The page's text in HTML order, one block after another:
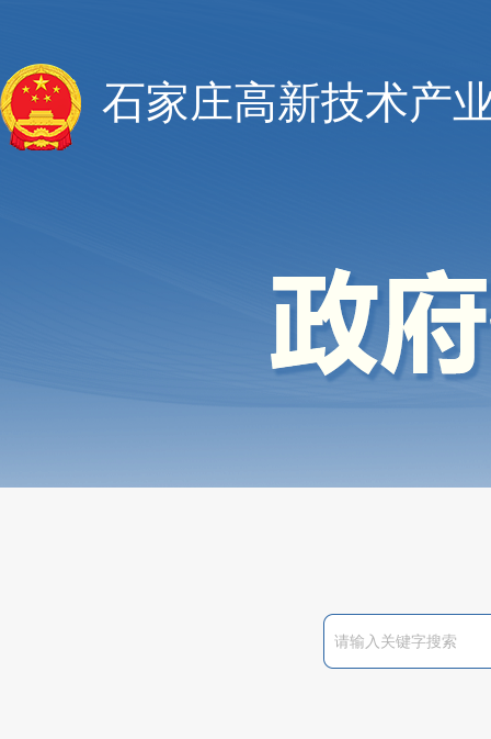
石家庄高新技术产